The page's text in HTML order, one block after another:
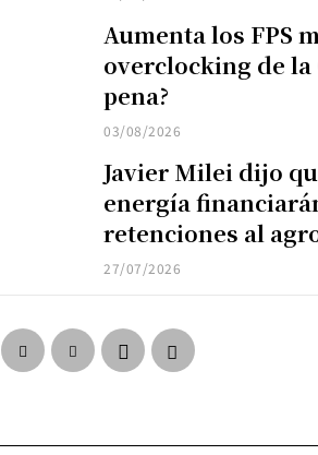
Aumenta los FPS
overclocking de la
pena?
03/08/2026
Javier Milei dijo
energía
retenciones al
27/07/2026